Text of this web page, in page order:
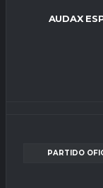
AUDAX
PARTIDO